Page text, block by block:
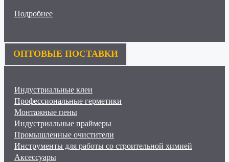
Подробнее
ОПТОВЫЕ ПОСТАВКИ
Индустриальные клеи
Профессиональные герметики
Монтажные пены
Индустриальные праймеры
Промышленные очистители
Инструменты для работы со строительной химией
Аксессуары